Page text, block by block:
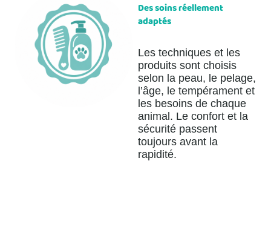
Des soins réellement
adaptés
Les techniques et les
produits sont choisis
selon la peau, le pelage,
l’âge, le tempérament et
les besoins de chaque
animal. Le confort et la
sécurité passent
toujours avant la
rapidité.